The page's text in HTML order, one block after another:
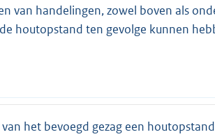
van handelingen, zowel boven als
houtopstand ten gevolge kunnen
het bevoegd gezag een